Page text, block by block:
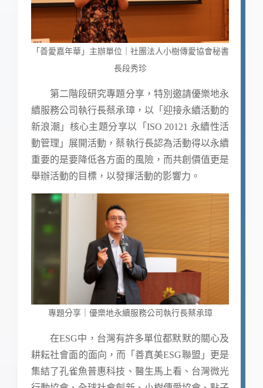
「善愛嘉年華」主辦單位｜社團法人小樹傳愛協會秘書
長段秀珍
第二階段研究專題分享，特別邀請優樂地永
續服務公司執行長蔡承璋，以「迎接永續活動的
新浪潮」核心主題分享以「ISO 20121 永續性活
動管理」展開活動，蔡執行長認為活動得以永續
重要的是要降低各方面的風險，而共創價值更是
舉辦活動的目標，以發揮活動的影響力。
專題分享｜優樂地永續服務公司執行長蔡承璋
在ESG中，台灣有許多單位都默默的關心及
耕耘社會面的面向，而「善真美ESG聯盟」更是
集結了孔雀魚普惠科技、醫生馬上看、台灣微光